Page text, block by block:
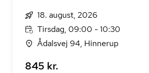
18. august, 2026
Tirsdag, 09:00 - 10:30
Ådalsvej 94, Hinnerup
845 kr.